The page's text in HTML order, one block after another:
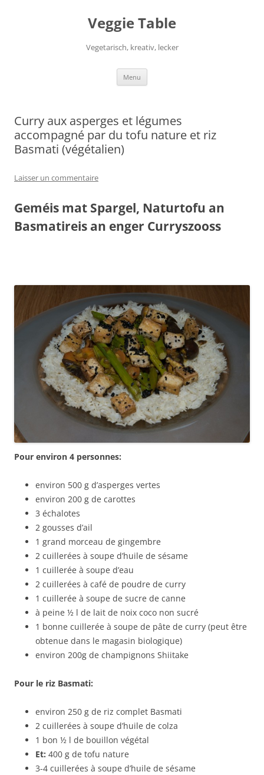
Veggie Table
Vegetarisch, kreativ, lecker
Menu
Curry aux asperges et légumes
accompagné par du tofu nature et riz
Basmati (végétalien)
Laisser un commentaire
Geméis mat Spargel, Naturtofu an
Basmatireis an enger Curryszooss
Pour environ 4 personnes:
environ 500 g d’asperges vertes
environ 200 g de carottes
3 échalotes
2 gousses d’ail
1 grand morceau de gingembre
2 cuillerées à soupe d’huile de sésame
1 cuillerée à soupe d’eau
2 cuillerées à café de poudre de curry
1 cuillerée à soupe de sucre de canne
à peine ½ l de lait de noix coco non sucré
1 bonne cuillerée à soupe de pâte de curry (peut être
obtenue dans le magasin biologique)
environ 200g de champignons Shiitake
Pour le riz Basmati:
environ 250 g de riz complet Basmati
2 cuillerées à soupe d’huile de colza
1 bon ½ l de bouillon végétal
Et: 400 g de tofu nature
3-4 cuillerées à soupe d’huile de sésame